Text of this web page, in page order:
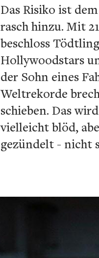
Das Risiko ist
rasch hinzu. Mit
beschloss
Hollywoodstars
der Sohn eines
Weltrekorde
schieben. Das
vielleicht blöd,
gezündelt - nicht